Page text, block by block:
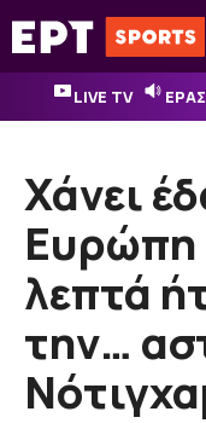
Μετάβαση
σε
περιεχόμενο
LIVE TV
Χάνει
Ευρώπη
λεπτά
την…